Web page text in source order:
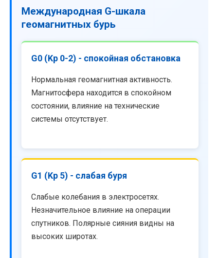
Международная G-шкала
геомагнитных бурь
G0 (Kp 0-2) - спокойная обстановка
Нормальная геомагнитная активность.
Магнитосфера находится в спокойном
состоянии, влияние на технические
системы отсутствует.
G1 (Kp 5) - слабая буря
Слабые колебания в электросетях.
Незначительное влияние на операции
спутников. Полярные сияния видны на
высоких широтах.